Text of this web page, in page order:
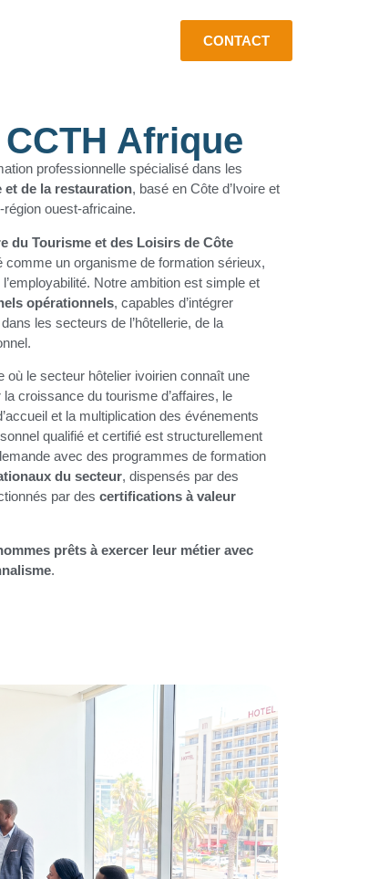
CONTACT
Afrique
professionnelle spécialisé dans les
et de la restauration, basé en Côte d’Ivoire et
ouest-africaine.
du Tourisme et des Loisirs de Côte
comme un organisme de formation sérieux,
Notre ambition est simple et
opérationnels, capables d’intégrer
les secteurs de l’hôtellerie, de la
où le secteur hôtelier ivoirien connaît une
croissance du tourisme d’affaires, le
et la multiplication des événements
qualifié et certifié est structurellement
avec des programmes de formation
du secteur, dispensés par des
par des certifications à valeur
prêts à exercer leur métier avec
.